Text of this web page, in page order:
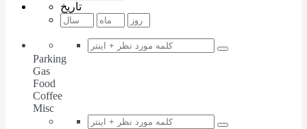
تاریخ
Parking
Gas
Food
Coffee
Misc